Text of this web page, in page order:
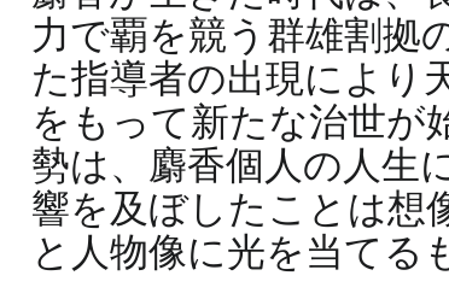
力で覇を競う群雄割拠
た指導者の出現により
をもって新たな治世が
勢は、麝香個人の人生
響を及ぼしたことは想
と人物像に光を当てる